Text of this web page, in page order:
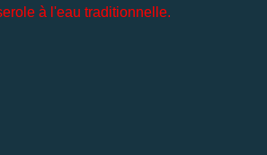
à l'eau traditionnelle.